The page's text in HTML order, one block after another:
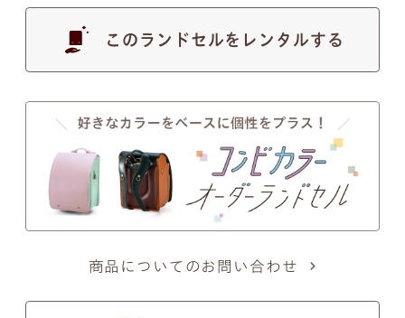
このランドセルをレンタルする
商品についてのお問い合わせ
承ください。
注意事項2
筆記体のSとT、zとxについて